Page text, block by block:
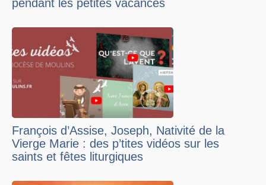
pendant les petites vacances
François d’Assise, Joseph, Nativité de la
Vierge Marie : des p’tites vidéos sur les
saints et fêtes liturgiques